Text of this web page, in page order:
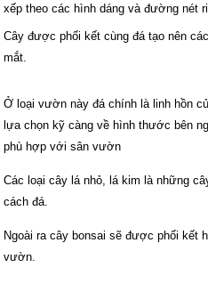
xếp theo các hình dáng và đường nét
Cây được phối kết cùng đá tạo nên
mắt.
Ở loại vườn này đá chính là linh hồn
lựa chọn kỹ càng về hình thước bên
phù hợp với sân vườn
Các loại cây lá nhỏ, lá kim là những
cách đá.
Ngoài ra cây bonsai sẽ được phối kết
vườn.